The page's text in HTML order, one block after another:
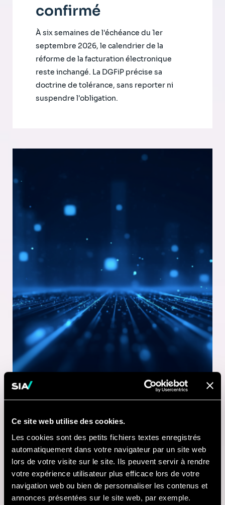
Ce site web utilise des cookies.
Les cookies sont des petits fichiers textes enregistrés
automatiquement dans votre navigateur par un site web
lors de votre visite sur le site. Ils peuvent servir à rendre
votre expérience utilisateur plus efficace lors de votre
navigation web ou bien de personnaliser les contenus et
annonces présentées sur le site web, par exemple.
confirmé
À six semaines de l'échéance du 1er
septembre 2026, le calendrier de la
réforme de la facturation électronique
reste inchangé. La DGFiP précise sa
doctrine de tolérance, sans reporter ni
suspendre l'obligation.
Nausicaá modernise
sa billetterie digitale